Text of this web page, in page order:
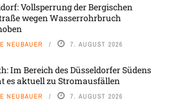
Vollsperrung der Bergischen
wegen Wasserrohrbruch
NEUBAUER 7. AUGUST 2026
Im Bereich des Düsseldorfer Südens
es aktuell zu Stromausfällen
NEUBAUER 7. AUGUST 2026